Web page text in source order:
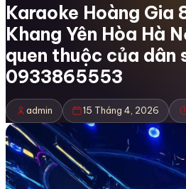
Karaoke Hoàng Gia
Khang Yên Hòa Hà
quen thuộc của dân
0933865553
admin 15 Tháng 4, 2026